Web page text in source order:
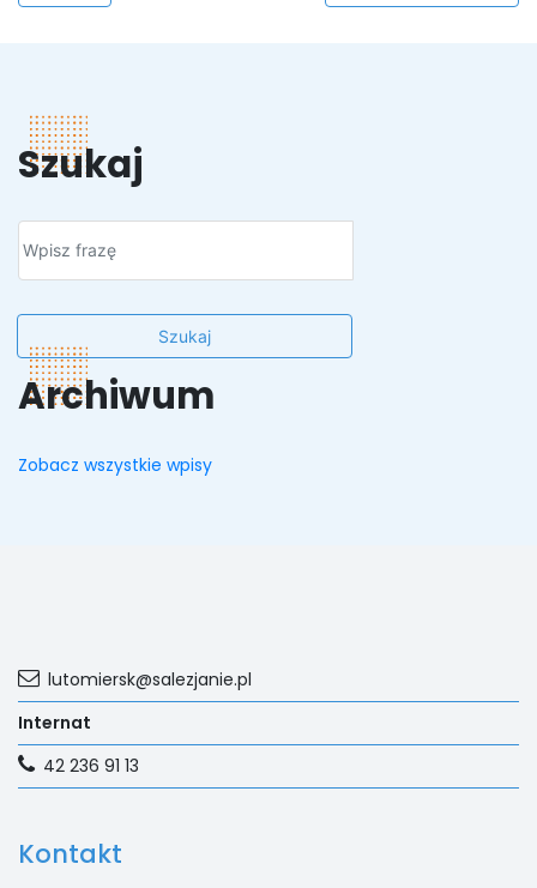
Szukaj
Archiwum
Zobacz wszystkie wpisy
Kontakt
lutomiersk@salezjanie.pl
Internat
42 236 91 13